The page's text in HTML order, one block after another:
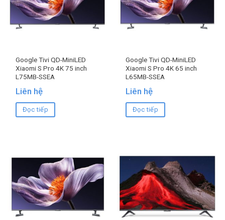
Google Tivi QD-MiniLED
Xiaomi S Pro 4K 75 inch
L75MB-SSEA
Liên hệ
Đọc tiếp
Google Tivi QD-MiniLED
Xiaomi S Pro 4K 65 inch
L65MB-SSEA
Liên hệ
Đọc tiếp